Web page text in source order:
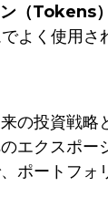
（Tokens
よく使用さ
の投資戦
エクスポ
ポートフ